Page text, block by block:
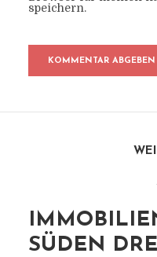
speichern.
SÜDEN